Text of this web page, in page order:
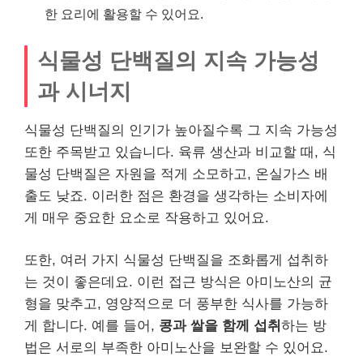
한 요리에 활용할 수 있어요.
식물성 단백질의 지속 가능성
과 시너지
식물성 단백질의 인기가 높아질수록 그 지속 가능성
또한 주목받고 있습니다. 육류 생산과 비교할 때, 식
물성 단백질은 자원을 적게 소모하고, 온실가스 배
출도 낮죠. 이러한 점은 환경을 생각하는 소비자에
게 매우 중요한 요소로 작용하고 있어요.
또한, 여러 가지 식물성 단백질을 조화롭게 섭취하
는 것이 좋은데요. 이런 접근 방식은 아미노산의 균
형을 맞추고, 영양적으로 더 풍부한 식사를 가능하
게 합니다. 예를 들어, 콩과 쌀을 함께 섭취 하는 방
법은 서로의 부족한 아미노산을 보완할 수 있어요.